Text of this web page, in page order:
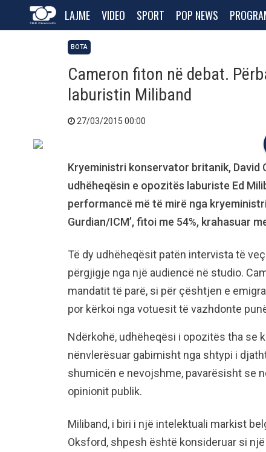
LAJME VIDEO SPORT POP NEWS
BOTA
Cameron fiton në debat.
laburistin Miliband
27/03/2015 00:00
Kryeministri konservator britanik, David
udhëheqësin e opozitës laburiste Ed
performancë më të mirë nga
Gurdian/ICM’, fitoi me 54%, krahasuar
Të dy udhëheqësit patën intervista të
përgjigje nga një audiencë në studio.
mandatit të parë, si për çështjen e
por kërkoi nga votuesit të vazhdonte
Ndërkohë, udhëheqësi i opozitës tha se
nënvlerësuar gabimisht nga shtypi i
shumicën e nevojshme, pavarësisht se
opinionit publik.
Miliband, i biri i një intelektuali markist
Oksford, shpesh është konsideruar si